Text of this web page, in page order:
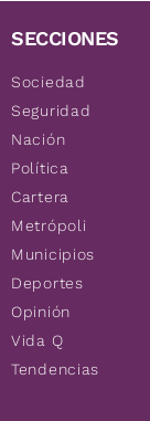
SECCIONES
Sociedad
Seguridad
Nación
Política
Cartera
Metrópoli
Municipios
Deportes
Opinión
Vida Q
Tendencias